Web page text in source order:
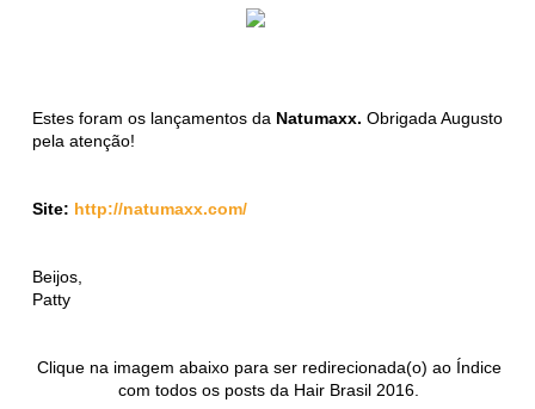
Estes foram os lançamentos da Natumaxx. Obrigada Augusto
pela atenção!
Site: http://natumaxx.com/
Beijos,
Patty
Clique na imagem abaixo para ser redirecionada(o) ao Índice
com todos os posts da Hair Brasil 2016.